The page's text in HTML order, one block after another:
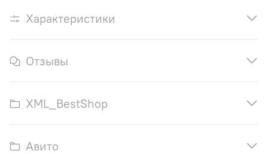
Характеристики
Отзывы
XML_BestShop
Авито